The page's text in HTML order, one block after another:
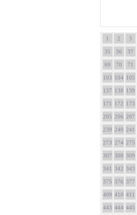
1 2 3
35 36 37
69 70 71
103 104 105
137 138 139
171 172 173
205 206 207
239 240 241
273 274 275
307 308 309
341 342 343
375 376 377
409 410 411
443 444 445